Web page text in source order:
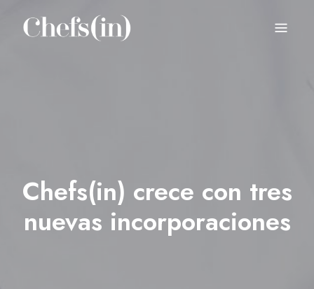
Chefs(in) crece con tres
nuevas incorporaciones